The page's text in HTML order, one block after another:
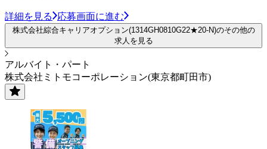
詳細を見る 応募画面に進む
株式会社綜合キャリアオプション(1314GH0810G22★20-N)のその他の
求人を見る
アルバイト・パート
株式会社ミトモコーポレーション(東京都町田市)